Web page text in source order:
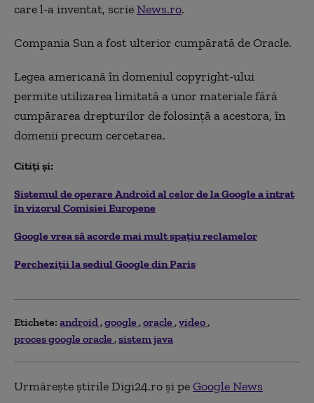
care l-a inventat, scrieNews.ro.
Compania Sun a fost ulterior cumpărată de Oracle.
Legea americană în domeniul copyright-ului
permite utilizarea limitată a unor materiale fără
cumpărarea drepturilor de folosinţă a acestora, în
domenii precum cercetarea.
Citiți și:
Sistemul de operare Android al celor de la Google a intrat
în vizorul Comisiei Europene
Google vrea să acorde mai mult spațiu reclamelor
Percheziții la sediul Google din Paris
Etichete: android google oracle video
proces google oracle sistem java
Urmărește știrile Digi24.ro și peGoogle News